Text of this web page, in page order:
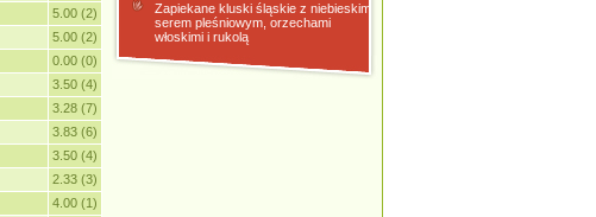
5.00 (2)
5.00 (2)
0.00 (0)
3.50 (4)
3.28 (7)
3.83 (6)
3.50 (4)
2.33 (3)
4.00 (1)
Zapiekane kluski śląskie z niebieskim
serem pleśniowym, orzechami
włoskimi i rukolą